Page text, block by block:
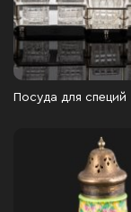
Посуда для специй